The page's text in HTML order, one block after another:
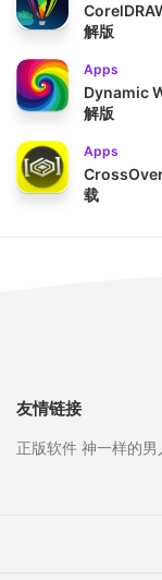
解版
Apps
Dynamic
解版
Apps
载
友情链接
正版软件 神一样的男